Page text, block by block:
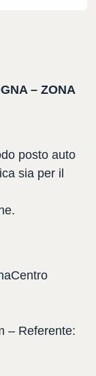
– ZONA
posto auto
sia per il
– Referente: